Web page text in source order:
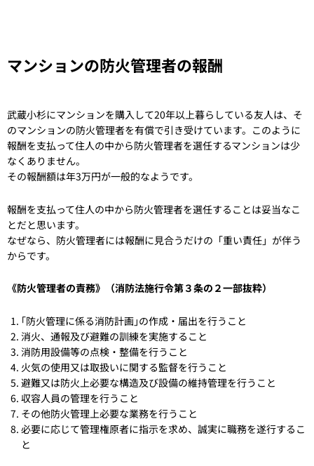
マンションの防火管理者の報酬
武蔵小杉にマンションを購入して20年以上暮らしている友人は、そ
のマンションの防火管理者を有償で引き受けています。このように
報酬を支払って住人の中から防火管理者を選任するマンションは少
なくありません。
その報酬額は年3万円が一般的なようです。
報酬を支払って住人の中から防火管理者を選任することは妥当なこ
とだと思います。
なぜなら、防火管理者には報酬に見合うだけの「重い責任」が伴う
からです。
《防火管理者の責務》（消防法施行令第３条の２一部抜粋）
｢防火管理に係る消防計画｣の作成・届出を行うこと
消火、通報及び避難の訓練を実施すること
消防用設備等の点検・整備を行うこと
火気の使用又は取扱いに関する監督を行うこと
避難又は防火上必要な構造及び設備の維持管理を行うこと
収容人員の管理を行うこと
その他防火管理上必要な業務を行うこと
必要に応じて管理権原者に指示を求め、誠実に職務を遂行するこ
と